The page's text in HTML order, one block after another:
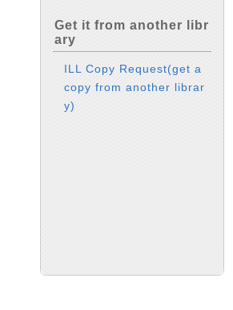
Get it from another libr
ary
ILL Copy Request(get a
copy from another librar
y)